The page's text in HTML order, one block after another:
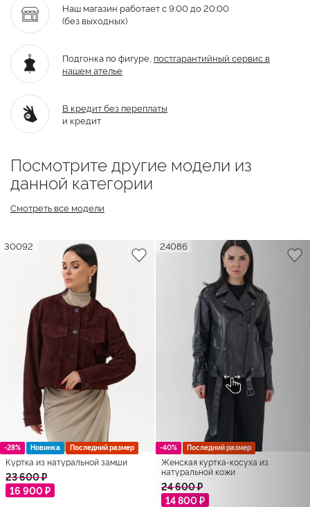
Наш магазин работает с 9:00 до 20:00
(без выходных)
Подгонка по фигуре, постгарантийный сервис в
нашем ателье
В кредит без переплаты
и кредит
Посмотрите другие модели из
данной категории
Смотреть все модели
-28% Новинка Последний размер
30092
Куртка из натуральной замши
23 600 ₽
16 900 ₽
-40% Последний размер
24086
Женская куртка-косуха из
натуральной кожи
24 600 ₽
14 800 ₽